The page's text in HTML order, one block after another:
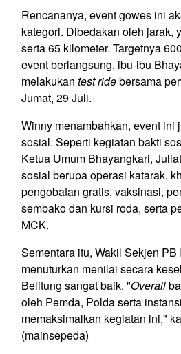
Rencananya, event gowes ini
kategori. Dibedakan oleh jarak,
serta 65 kilometer. Targetnya
event berlangsung, ibu-ibu
melakukan test ridebersama
Jumat, 29 Juli.
Winny menambahkan, event ini
sosial. Seperti kegiatan bakti
Ketua Umum Bhayangkari,
sosial berupa operasi katarak,
pengobatan gratis, vaksinasi,
sembako dan kursi roda, serta
MCK.
Sementara itu, Wakil Sekjen
menuturkan menilai secara
Belitung sangat baik. "Overall
oleh Pemda, Polda serta
memaksimalkan kegiatan ini,"
(mainsepeda)